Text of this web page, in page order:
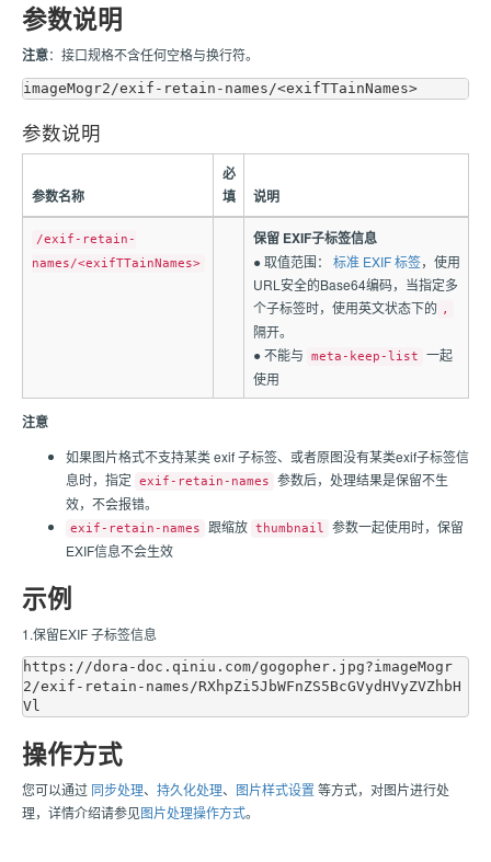
参数说明
注意：接口规格不含任何空格与换行符。
参数说明
参数名称
必
填
说明
/exif-retain-
names/<exifTTainNames>
保留 EXIF子标签信息
● 取值范围： 标准 EXIF 标签，使用
URL安全的Base64编码，当指定多
个子标签时，使用英文状态下的 ,
隔开。
● 不能与
meta-keep-list
一起
使用
注意
如果图片格式不支持某类 exif 子标签、或者原图没有某类exif子标签信
息时，指定
exif-retain-names
参数后，处理结果是保留不生
效，不会报错。
exif-retain-names 跟缩放 thumbnail
参数一起使用时，保留
EXIF信息不会生效
示例
1.保留EXIF 子标签信息
https://dora-doc.qiniu.com/gogopher.jpg?imageMogr
2/exif-retain-names/RXhpZi5JbWFnZS5BcGVydHVyZVZhbH
操作方式
您可以通过 同步处理、 持久化处理、 图片样式设置 等方式，对图片进行处
理，详情介绍请参见图片处理操作方式。